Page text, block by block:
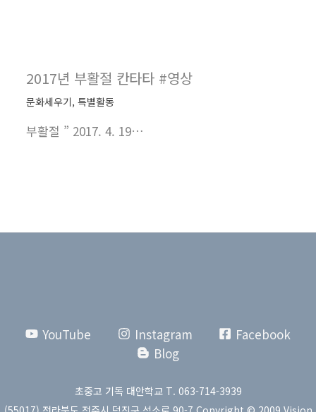
2017년 부활절 칸타타 #영상
문화세우기, 특별활동
부활절 ” 2017. 4. 19…
YouTube Instagram
Facebook
Blog
초중고 기독 대안학교 T. 063-714-3939